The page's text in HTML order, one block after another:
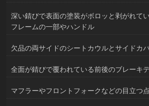
深い錆びで表面の塗装がボロッと剥がれて
フレームの一部やハンドル
欠品の両サイドのシートカウルとサイドカ
全面が錆びで覆われている前後のブレーキ
マフラーやフロントフォークなどの目立つ